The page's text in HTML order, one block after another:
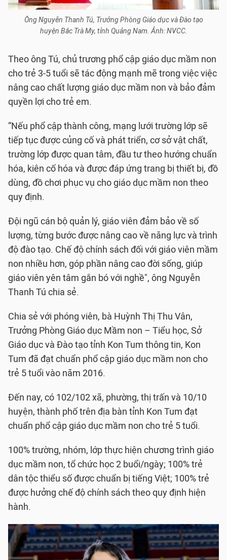
Ông Nguyễn Thanh Tú, Trưởng Phòng Giáo dục và Đào tạo
huyện Bắc Trà My, tỉnh Quảng Nam. Ảnh: NVCC.
Theo ông Tú, chủ trương phổ cập giáo dục mầm non
cho trẻ 3-5 tuổi sẽ tác động mạnh mẽ trong việc việc
nâng cao chất lượng giáo dục mầm non và bảo đảm
quyền lợi cho trẻ em.
“Nếu phổ cập thành công, mạng lưới trường lớp sẽ
tiếp tục được củng cố và phát triển, cơ sở vật chất,
trường lớp được quan tâm, đầu tư theo hướng chuẩn
hóa, kiên cố hóa và được đáp ứng trang bị thiết bị, đồ
dùng, đồ chơi phục vụ cho giáo dục mầm non theo
quy định.
Đội ngũ cán bộ quản lý, giáo viên đảm bảo về số
lượng, từng bước được nâng cao về năng lực và trình
độ đào tạo. Chế độ chính sách đối với giáo viên mầm
non nhiều hơn, góp phần nâng cao đời sống, giúp
giáo viên yên tâm gắn bó với nghề", ông Nguyễn
Thanh Tú chia sẻ.
Chia sẻ với phóng viên, bà Huỳnh Thị Thu Vân,
Trưởng Phòng Giáo dục Mầm non – Tiểu học, Sở
Giáo dục và Đào tạo tỉnh Kon Tum thông tin, Kon
Tum đã đạt chuẩn phổ cập giáo dục mầm non cho
trẻ 5 tuổi vào năm 2016.
Đến nay, có 102/102 xã, phường, thị trấn và 10/10
huyện, thành phố trên địa bàn tỉnh Kon Tum đạt
chuẩn phổ cập giáo dục mầm non cho trẻ 5 tuổi.
100% trường, nhóm, lớp thực hiện chương trình giáo
dục mầm non, tổ chức học 2 buổi/ngày; 100% trẻ
dân tộc thiểu số được chuẩn bị tiếng Việt; 100% trẻ
được hưởng chế độ chính sách theo quy định hiện
hành.